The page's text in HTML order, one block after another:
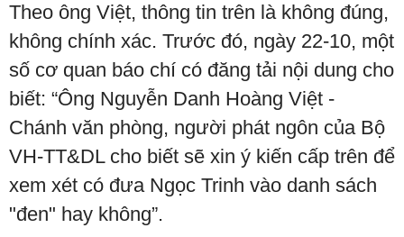
Theo ông Việt, thông tin trên là không đúng,
không chính xác. Trước đó, ngày 22-10, một
số cơ quan báo chí có đăng tải nội dung cho
biết: “Ông Nguyễn Danh Hoàng Việt -
Chánh văn phòng, người phát ngôn của Bộ
VH-TT&DL cho biết sẽ xin ý kiến cấp trên để
xem xét có đưa Ngọc Trinh vào danh sách
"đen" hay không”.